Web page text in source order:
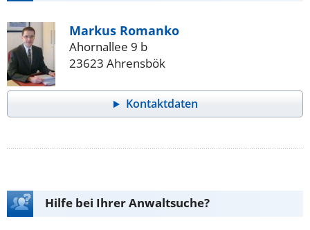
Markus Romanko
Ahornallee 9 b
23623 Ahrensbök
Kontaktdaten
Hilfe bei Ihrer Anwaltsuche?